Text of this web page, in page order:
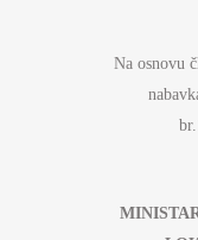
Na osnovu